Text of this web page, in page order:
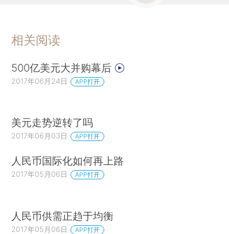
相关阅读
500亿美元大并购幕后
2017年06月24日 APP打开
美元走势逆转了吗
2017年06月03日 APP打开
人民币国际化如何再上路
2017年05月06日 APP打开
人民币供需正趋于均衡
2017年05月06日 APP打开